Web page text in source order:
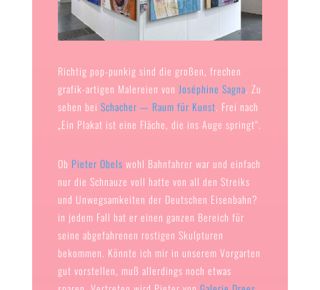
Richtig pop-punkig sind die großen, frechen
grafik-artigen Malereien von Joséphine Sagna. Zu
sehen bei Schacher — Raum für Kunst. Frei nach
„Ein Plakat ist eine Fläche, die ins Auge springt“.
Ob Pieter Obels wohl Bahnfahrer war und einfach
nur die Schnauze voll hatte von all den Streiks
und Unwegsamkeiten der Deutschen Eisenbahn?
in jedem Fall hat er einen ganzen Bereich für
seine abgefahrenen rostigen Skulpturen
bekommen. Könnte ich mir in unserem Vorgarten
gut vorstellen, muß allerdings noch etwas